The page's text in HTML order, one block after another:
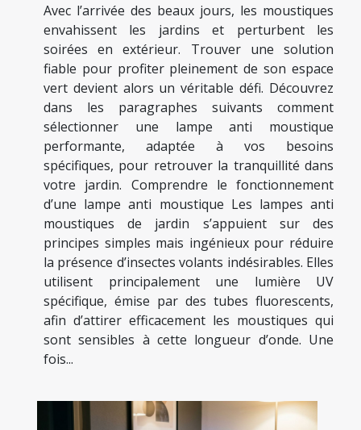
Avec l’arrivée des beaux jours, les moustiques
envahissent les jardins et perturbent les
soirées en extérieur. Trouver une solution
fiable pour profiter pleinement de son espace
vert devient alors un véritable défi. Découvrez
dans les paragraphes suivants comment
sélectionner une lampe anti moustique
performante, adaptée à vos besoins
spécifiques, pour retrouver la tranquillité dans
votre jardin. Comprendre le fonctionnement
d’une lampe anti moustique Les lampes anti
moustiques de jardin s’appuient sur des
principes simples mais ingénieux pour réduire
la présence d’insectes volants indésirables. Elles
utilisent principalement une lumière UV
spécifique, émise par des tubes fluorescents,
afin d’attirer efficacement les moustiques qui
sont sensibles à cette longueur d’onde. Une
fois...